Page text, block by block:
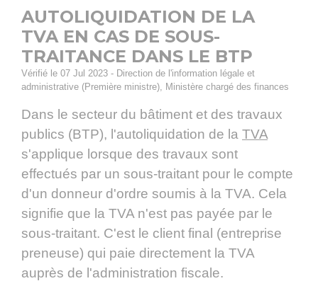
AUTOLIQUIDATION DE LA
TVA EN CAS DE SOUS-
TRAITANCE DANS LE BTP
Vérifié le 07 Jul 2023 - Direction de l'information légale et
administrative (Première ministre), Ministère chargé des finances
Dans le secteur du bâtiment et des travaux
publics (BTP), l'autoliquidation de la TVA
s'applique lorsque des travaux sont
effectués par un sous-traitant pour le compte
d'un donneur d'ordre soumis à la TVA. Cela
signifie que la TVA n'est pas payée par le
sous-traitant. C'est le client final (entreprise
preneuse) qui paie directement la TVA
auprès de l'administration fiscale.